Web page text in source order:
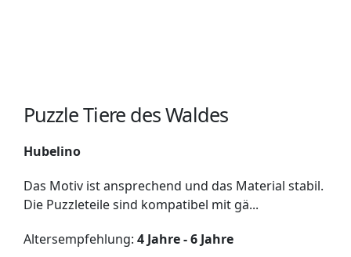
Puzzle Tiere des Waldes
Hubelino
Das Motiv ist ansprechend und das Material stabil.
Die Puzzleteile sind kompatibel mit gä...
Altersempfehlung: 4 Jahre - 6 Jahre